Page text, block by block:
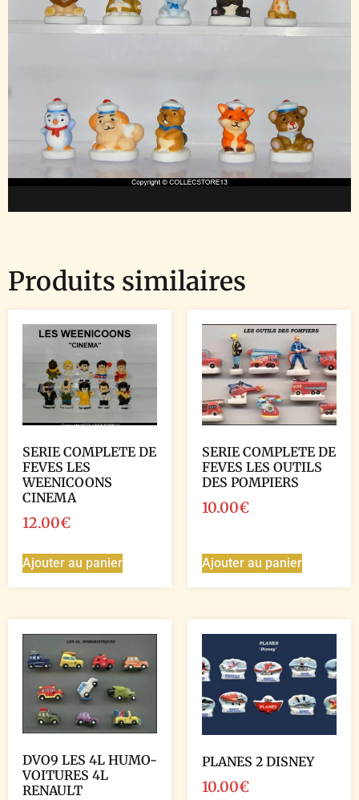
Produits similaires
SERIE COMPLETE DE
FEVES LES
WEENICOONS
CINEMA
12.00€
Ajouter au panier
SERIE COMPLETE DE
FEVES LES OUTILS
DES POMPIERS
10.00€
Ajouter au panier
DVO9 LES 4L HUMO-
VOITURES 4L
RENAULT
PLANES 2 DISNEY
10.00€